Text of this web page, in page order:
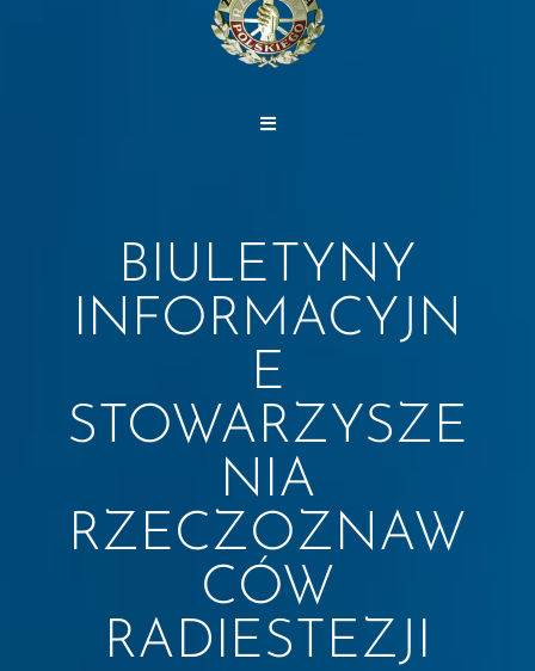
BIULETYNY
INFORMACYJN
E
STOWARZYSZE
NIA
RZECZOZNAW
CÓW
RADIESTEZJI